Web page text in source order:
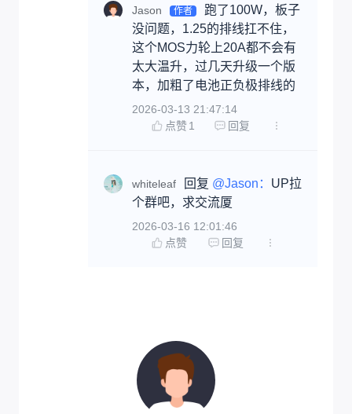
Jason 作者
跑了100W，板子
没问题，1.25的排线扛不住，
这个MOS力轮上20A都不会有
太大温升，过几天升级一个版
本，加粗了电池正负极排线的
2026-03-13 21:47:14
点赞 1 回复
whiteleaf 回复 @Jason： UP拉
个群吧，求交流厦
2026-03-16 12:01:46
点赞
回复